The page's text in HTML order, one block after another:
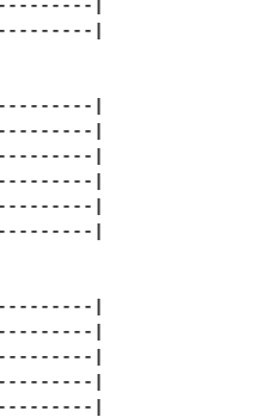
|
|
|
|
|
|
|
|
|
|
|
|
|